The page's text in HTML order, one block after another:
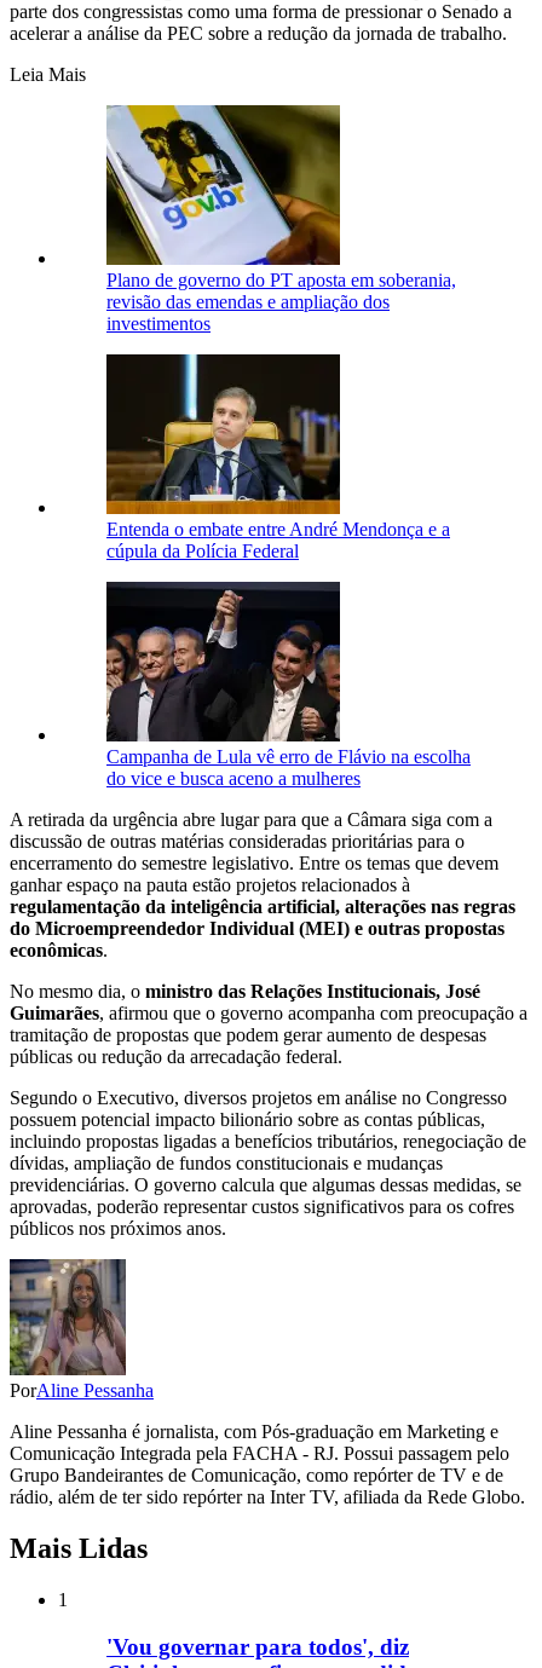
parte dos congressistas como uma forma de pressionar o Senado a
acelerar a análise da PEC sobre a redução da jornada de trabalho.
Leia Mais
Plano de governo do PT aposta em soberania,
revisão das emendas e ampliação dos
investimentos
Entenda o embate entre André Mendonça e a
cúpula da Polícia Federal
Campanha de Lula vê erro de Flávio na escolha
do vice e busca aceno a mulheres
A retirada da urgência abre lugar para que a Câmara siga com a
discussão de outras matérias consideradas prioritárias para o
encerramento do semestre legislativo. Entre os temas que devem
ganhar espaço na pauta estão projetos relacionados à
regulamentação da inteligência artificial, alterações nas regras
do Microempreendedor Individual (MEI) e outras propostas
econômicas.
No mesmo dia, o ministro das Relações Institucionais, José
Guimarães, afirmou que o governo acompanha com preocupação a
tramitação de propostas que podem gerar aumento de despesas
públicas ou redução da arrecadação federal.
Segundo o Executivo, diversos projetos em análise no Congresso
possuem potencial impacto bilionário sobre as contas públicas,
incluindo propostas ligadas a benefícios tributários, renegociação de
dívidas, ampliação de fundos constitucionais e mudanças
previdenciárias. O governo calcula que algumas dessas medidas, se
aprovadas, poderão representar custos significativos para os cofres
públicos nos próximos anos.
PorAline Pessanha
Aline Pessanha é jornalista, com Pós-graduação em Marketing e
Comunicação Integrada pela FACHA - RJ. Possui passagem pelo
Grupo Bandeirantes de Comunicação, como repórter de TV e de
rádio, além de ter sido repórter na Inter TV, afiliada da Rede Globo.
Mais Lidas
1
'Vou governar para todos', diz